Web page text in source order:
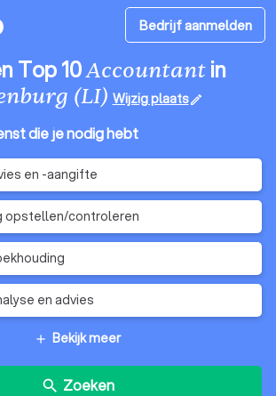
Bedrijf aanmelden
Top 10Accountantin
(LI) Wijzig plaatsedit
die je nodig hebt
en -aangifte
opstellen/controleren
en advies
add Bekijk meer
search Zoeken